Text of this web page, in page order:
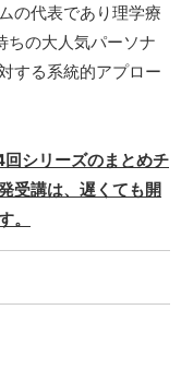
の代表であり理学療
ちの大人気パーソナ
する系統的アプロー
シリーズのまとめチ
受講は、遅くても開
。